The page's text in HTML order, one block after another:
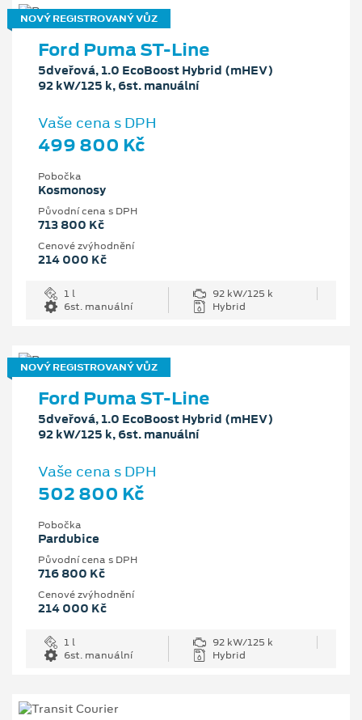
NOVÝ REGISTROVANÝ VŮZ
Ford Puma ST-Line
5dveřová, 1.0 EcoBoost Hybrid (mHEV)
92 kW/125 k, 6st. manuální
Vaše cena s DPH
499 800 Kč
Pobočka
Kosmonosy
Původní cena s DPH
713 800 Kč
Cenové zvýhodnění
214 000 Kč
1 l
92 kW/125 k
6st. manuální
Hybrid
NOVÝ REGISTROVANÝ VŮZ
Ford Puma ST-Line
5dveřová, 1.0 EcoBoost Hybrid (mHEV)
92 kW/125 k, 6st. manuální
Vaše cena s DPH
502 800 Kč
Pobočka
Pardubice
Původní cena s DPH
716 800 Kč
Cenové zvýhodnění
214 000 Kč
1 l
92 kW/125 k
6st. manuální
Hybrid